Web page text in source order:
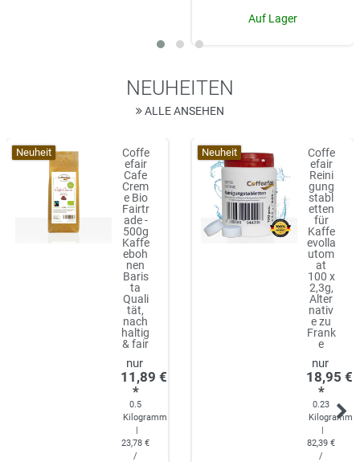
Auf Lager
NEUHEITEN
ALLE ANSEHEN
Neuheit
Coffe
efair
Cafe
Crem
e Bio
Fairtr
ade -
500g
Kaffe
eboh
nen
Baris
ta
Quali
tät,
nach
haltig
& fair
11,89 €
*
0.5
Kilogramm
|
23,78 €
/
Neuheit
Coffe
efair
Reini
gung
stabl
etten
für
Kaffe
evolla
utom
at
100 x
2,3g,
Alter
nativ
e zu
Frank
e
18,95 €
*
0.23
Kilogramm
|
82,39 €
/